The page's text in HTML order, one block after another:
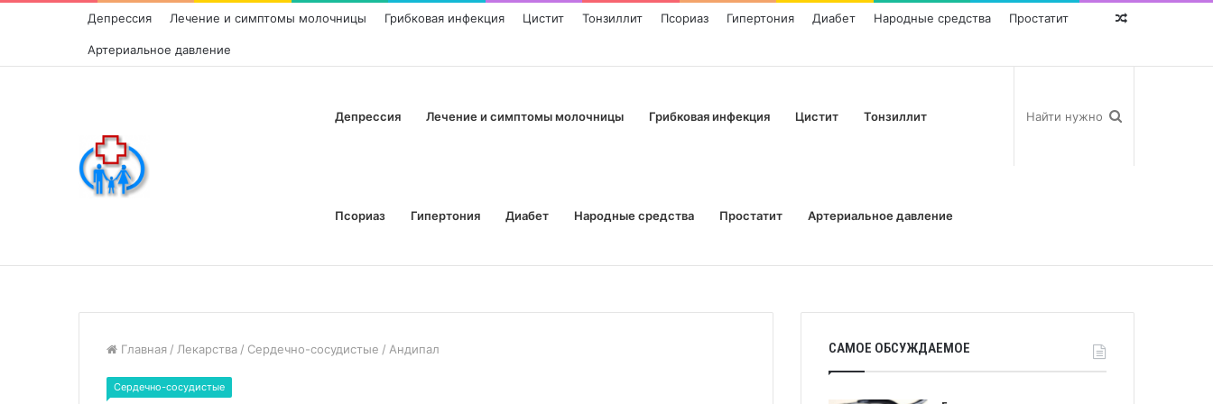
Депрессия Лечение и симптомы молочницы Грибковая инфекция Цистит Тонзиллит Псориаз Гипертония Диабет Народные средства Простатит
Артериальное давление
Random
Депрессия Лечение и симптомы молочницы Грибковая инфекция Цистит Тонзиллит
Псориаз Гипертония Диабет Народные средства Простатит Артериальное давление
Главная / Лекарства / Сердечно-сосудистые / Андипал
Сердечно-сосудистые
САМОЕ ОБСУЖДАЕМОЕ